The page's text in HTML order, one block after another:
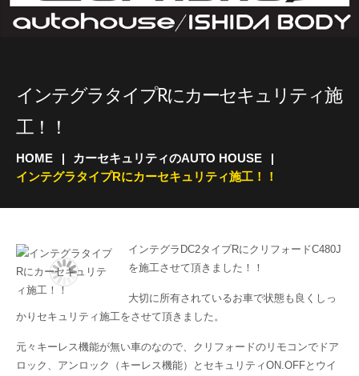
インテグラタイプRにカーセキュリティ施
工！！
HOME
カーセキュリティのAUTO HOUSE
インテグラタイプRにカーセキュリティ施工！！
インテグラDC2タイプRにクリフォードC480J
を施工させて頂きました！！
大切に所有されているお車で状態も良くしっ
かりセキュリティ施工をさせて頂きました。
元々キーレス機能が無い車のなので、クリフォードのリモコンでドア
ロック、アンロック（キーレス機能）とセキュリティON.OFFとウイ